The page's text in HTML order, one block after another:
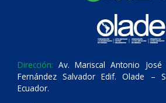
Dirección: Av. Mariscal Antonio
Fernández Salvador Edif. Olade –
Ecuador.